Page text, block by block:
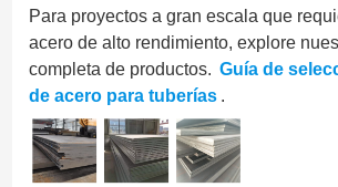
Para proyectos a gran escala que
acero de alto rendimiento, explore
completa de productos. Guía de
de acero para tuberías .